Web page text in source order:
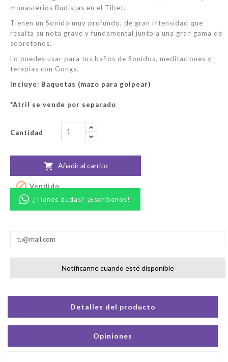
monasterios Budistas en el Tibet.
Tienen un Sonido muy profundo, de gran intensidad que
resalta su nota grave y fundamental junto a una gran gama de
sobretonos.
Lo puedes usar para tus baños de Sonidos, meditaciones y
terapias con Gongs.
Incluye: Baquetas (mazo para golpear)
*Atril se vende por separado
Cantidad
 Añadir al carrito
Vendido
¿Tienes dudas? ¡Escríbenos!
Notificarme cuando esté disponible
Detalles del producto
Opiniones